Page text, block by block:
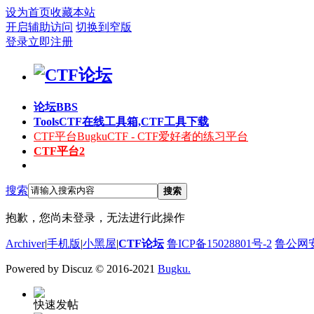
设为首页收藏本站
开启辅助访问 切换到窄版
登录立即注册
论坛BBS
ToolsCTF在线工具箱,CTF工具下载
CTF平台BugkuCTF - CTF爱好者的练习平台
CTF平台2
搜索 搜索
抱歉，您尚未登录，无法进行此操作
Archiver|手机版|小黑屋|CTF论坛 鲁ICP备15028801号-2 鲁公网
Powered by Discuz © 2016-2021 Bugku.
快速发帖